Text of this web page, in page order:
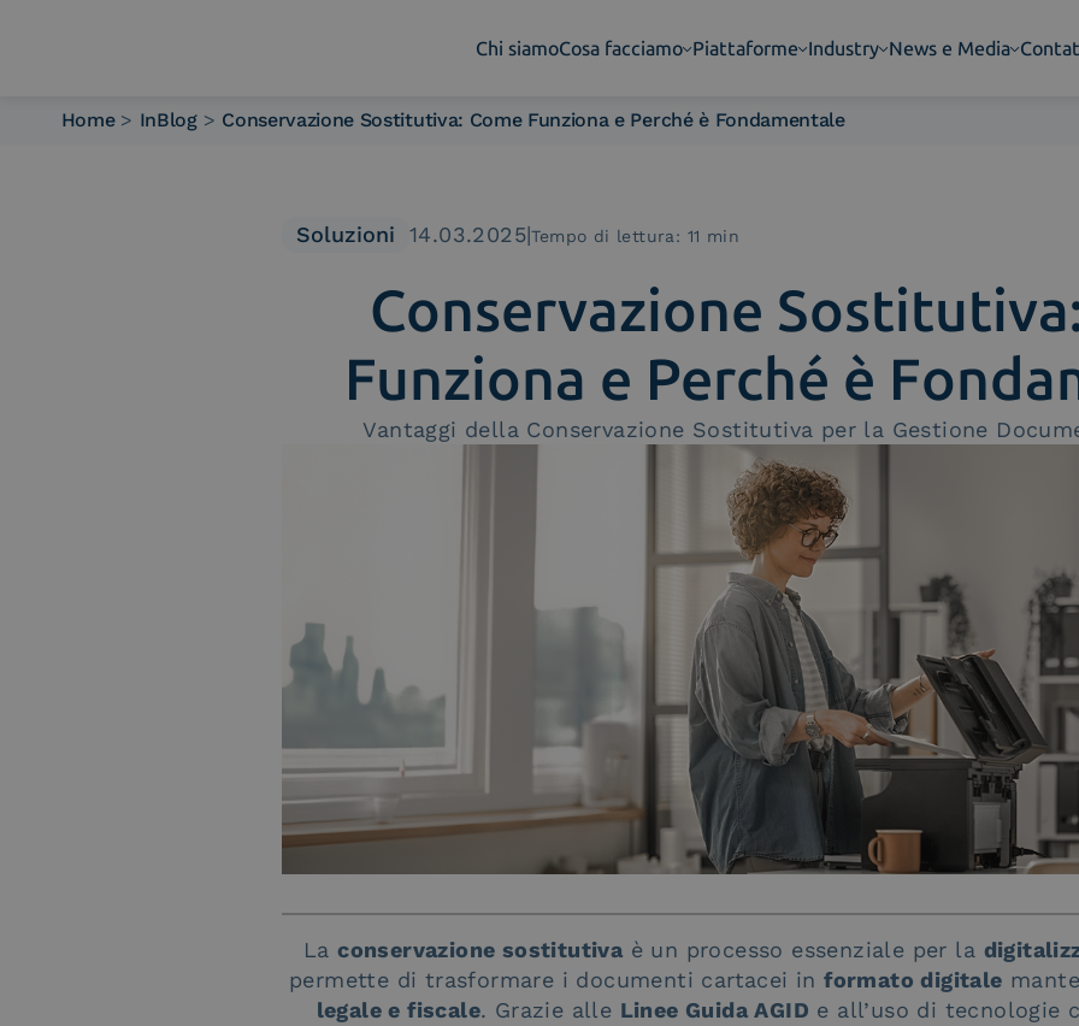
Chi siamoCosa facciamo Piattaforme Industry News e Media
Home > InBlog > Conservazione Sostitutiva: Come Funziona e Perché è Fondamentale
Soluzioni 14.03.2025|Tempo di lettura: 11 min
Conservazione
Funziona e Perché è
Vantaggi della Conservazione Sostitutiva per la Gestione
Laconservazione sostitutiva è un processo essenziale per la
permette di trasformare i documenti cartacei informato digitale
legale e fiscale. Grazie alle Linee Guida AGID e all’uso di tecnologie